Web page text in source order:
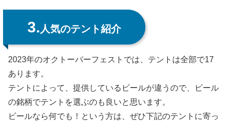
3.人気のテント紹介
2023年のオクトーバーフェストでは、テントは全部で17
あります。
テントによって、提供しているビールが違うので、ビール
の銘柄でテントを選ぶのも良いと思います。
ビールなら何でも！という方は、ぜひ下記のテントに寄っ